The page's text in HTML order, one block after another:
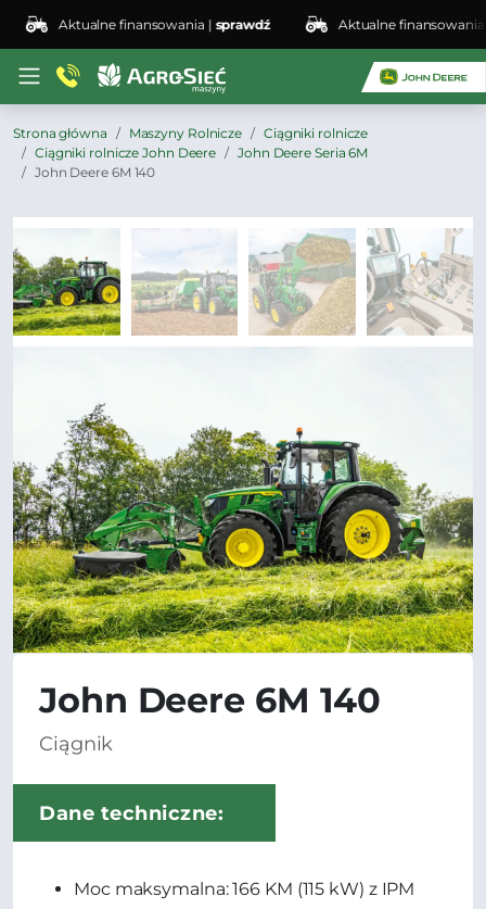
Aktualne finansowania |sprawdź Aktualne finansowania |
Strona główna Maszyny Rolnicze
Ciągniki rolnicze
Ciągniki rolnicze John Deere
John Deere Seria 6M
John Deere 6M 140
John Deere 6M 140
Ciągnik
Dane techniczne:
Moc maksymalna: 166 KM (115 kW) z IPM